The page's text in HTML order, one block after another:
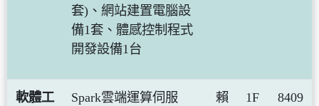
套)、網站建置電腦設
備1套、體感控制程式
開發設備1台
軟體工
Spark雲端運算伺服
賴
1F 8409